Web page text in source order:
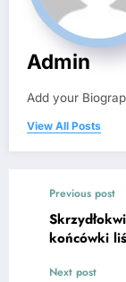
Admin
Add your
View All Posts
Previous post
końcówki
Next post